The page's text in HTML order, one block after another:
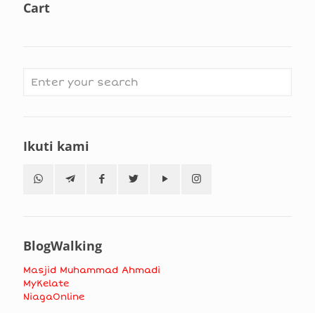
Cart
Ikuti kami
BlogWalking
Masjid Muhammad Ahmadi
MyKelate
NiagaOnline